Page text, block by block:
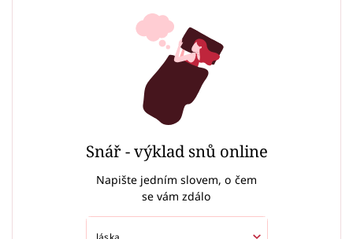
Snář - výklad snů online
Napište jedním slovem, o čem
se vám zdálo